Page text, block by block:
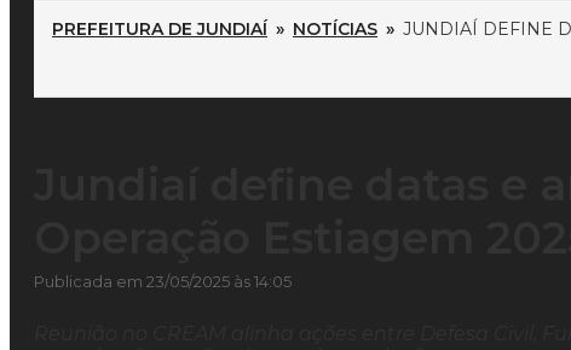
PREFEITURA DE JUNDIAÍ » NOTÍCIAS » JUNDIAÍ DEFINE
Publicada em 23/05/2025 às 14:05